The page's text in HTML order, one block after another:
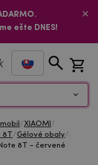
ešte DNES!
/XIAOMI /
8T/Gélové obaly/
8T - červené